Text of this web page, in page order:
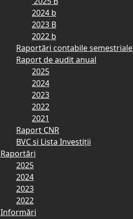
2024 b
2023 B
2022 b
Raportări contabile semestriale
Raport de audit anual
2025
2024
2023
2022
2021
Raport CNR
BVC si Lista Investiții
Raportări
2025
2024
2023
2022
Informări